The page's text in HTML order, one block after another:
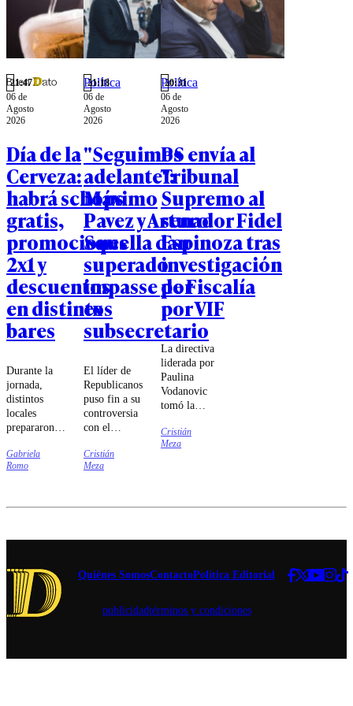
Congreso y
alegan por
la falta de
iniciativas
"la ruta del
individual.
Todavía es
posible
pensar a
21:47
06 de
Agosto
2026
Día de la
Cerveza:
habrá schops
gratis,
promociones
2x1 y
descuentos
en distintos
bares
Durante la
jornada,
distintos
locales
prepararon
sus clientes,
incluyendo
rebajas en
seleccionadas,
experiencias
para conocer
nuevos estilos
de cerveza.
Gabriela
Romo
Política
21:18
06 de
Agosto
2026
"Seguimos
adelante":
Máximo
Pavez y Arturo
Squella dan
superado
impasse por
ex
subsecretario
El líder de
Republicanos
puso fin a su
controversia
con el
de Interior.
Cristián
Meza
Política
20:31
06 de
Agosto
2026
PS envía al
Tribunal
Supremo al
senador Fidel
Espinoza tras
investigación
de Fiscalía
por VIF
La directiva
liderada por
Paulina
Vodanovic
tomó la
que la Fiscalía
Regional de
que involucra
Cristián
Meza
Quiénes SomosContactoPolítica Editorial
publicidadtérminos y condiciones